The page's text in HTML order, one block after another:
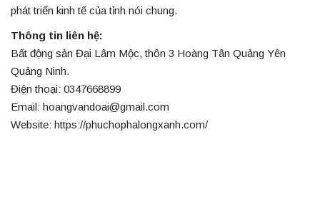
phát triển kinh tế của tỉnh nói chung.
Thông tin liên hệ:
Bất động sản Đại Lâm Mộc, thôn 3 Hoàng Tân Quảng Yên
Quảng Ninh.
Điện thoại: 0347668899
Email: hoangvandoai@gmail.com
Website: https://phuchophalongxanh.com/